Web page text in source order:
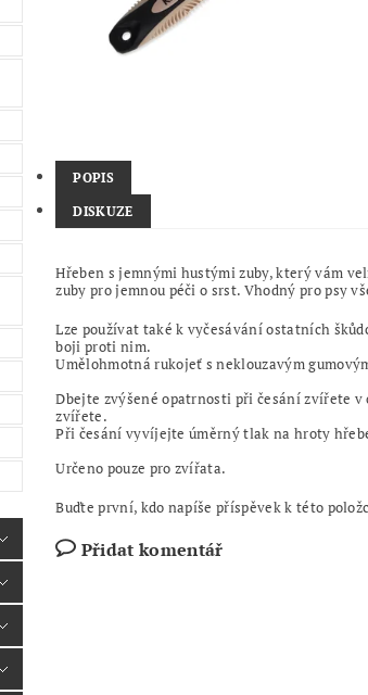
POPIS
DISKUZE
Hřeben s jemnými hustými zuby, který vám
zuby pro jemnou péči o srst. Vhodný pro psy
Lze používat také k vyčesávání ostatních
boji proti nim.
Umělohmotná rukojeť s neklouzavým
Dbejte zvýšené opatrnosti při česání zvířete
zvířete.
Při česání vyvíjejte úměrný tlak na hroty
Určeno pouze pro zvířata.
Buďte první, kdo napíše příspěvek k této
Přidat komentář